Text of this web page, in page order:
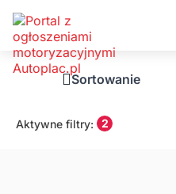
Sortowanie
Aktywne filtry: 2